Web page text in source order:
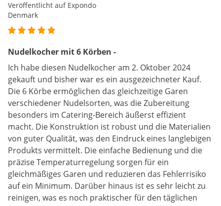
Veröffentlicht auf Expondo
Denmark
Nudelkocher mit 6 Körben -
Ich habe diesen Nudelkocher am 2. Oktober 2024
gekauft und bisher war es ein ausgezeichneter Kauf.
Die 6 Körbe ermöglichen das gleichzeitige Garen
verschiedener Nudelsorten, was die Zubereitung
besonders im Catering-Bereich äußerst effizient
macht. Die Konstruktion ist robust und die Materialien
von guter Qualität, was den Eindruck eines langlebigen
Produkts vermittelt. Die einfache Bedienung und die
präzise Temperaturregelung sorgen für ein
gleichmäßiges Garen und reduzieren das Fehlerrisiko
auf ein Minimum. Darüber hinaus ist es sehr leicht zu
reinigen, was es noch praktischer für den täglichen